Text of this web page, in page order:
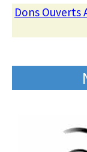
Dons Ouverts